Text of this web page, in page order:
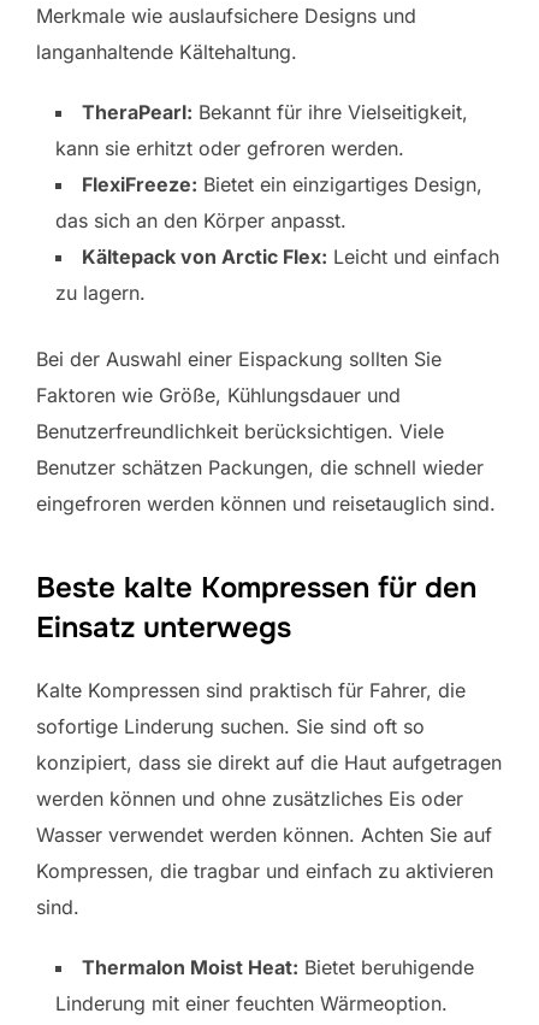
Merkmale wie auslaufsichere Designs und
langanhaltende Kältehaltung.
TheraPearl: Bekannt für ihre Vielseitigkeit,
kann sie erhitzt oder gefroren werden.
FlexiFreeze: Bietet ein einzigartiges Design,
das sich an den Körper anpasst.
Kältepack von Arctic Flex: Leicht und einfach
zu lagern.
Bei der Auswahl einer Eispackung sollten Sie
Faktoren wie Größe, Kühlungsdauer und
Benutzerfreundlichkeit berücksichtigen. Viele
Benutzer schätzen Packungen, die schnell wieder
eingefroren werden können und reisetauglich sind.
Beste kalte Kompressen für den
Einsatz unterwegs
Kalte Kompressen sind praktisch für Fahrer, die
sofortige Linderung suchen. Sie sind oft so
konzipiert, dass sie direkt auf die Haut aufgetragen
werden können und ohne zusätzliches Eis oder
Wasser verwendet werden können. Achten Sie auf
Kompressen, die tragbar und einfach zu aktivieren
sind.
Thermalon Moist Heat: Bietet beruhigende
Linderung mit einer feuchten Wärmeoption.